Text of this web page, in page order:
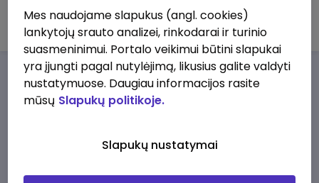
SIC Rinkos tyrimai
Darbo pasiūlymaiApie musPrivalumai
darbo pasiūlymų
Mes naudojame slapukus (angl. cookies)
lankytojų srauto analizei, rinkodarai ir turinio
suasmeninimui. Portalo veikimui būtini slapukai
yra įjungti pagal nutylėjimą, likusius galite valdyti
nustatymuose. Daugiau informacijos rasite
mūsų Slapukų politikoje.
Slapukų nustatymai